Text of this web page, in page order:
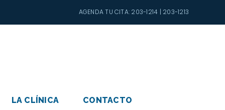
AGENDA TU CITA: 203-1214 | 203-1213
LA CLÍNICA CONTACTO